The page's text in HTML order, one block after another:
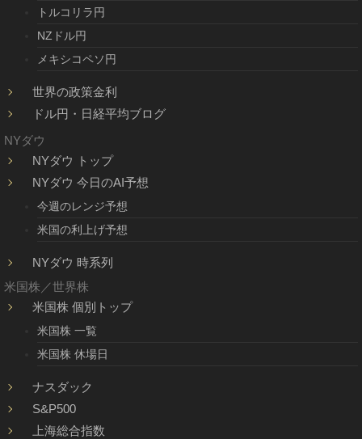
トルコリラ円
NZドル円
メキシコペソ円
世界の政策金利
ドル円・日経平均ブログ
NYダウ
NYダウ トップ
NYダウ 今日のAI予想
今週のレンジ予想
米国の利上げ予想
NYダウ 時系列
米国株／世界株
米国株 個別トップ
米国株 一覧
米国株 休場日
ナスダック
S&P500
上海総合指数